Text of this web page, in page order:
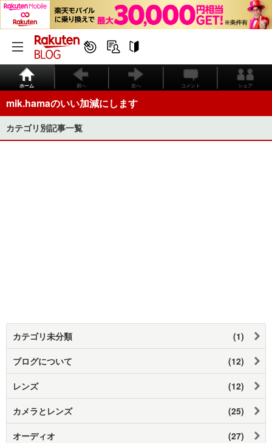
ホーム 前へ 次へ コメント シェア
mik.hamaのいい加減にします
カテゴリ別記事一覧
カテゴリ未分類 (1)
ブログについて (12)
レンズ (12)
カメラとレンズ (25)
オーディオ (27)